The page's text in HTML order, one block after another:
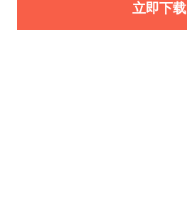
立即下载